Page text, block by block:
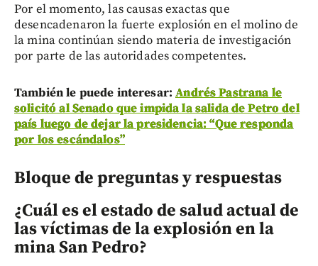
Por el momento, las causas exactas que
desencadenaron la fuerte explosión en el molino de
la mina continúan siendo materia de investigación
por parte de las autoridades competentes.
También le puede interesar:Andrés Pastrana le
solicitó al Senado que impida la salida de Petro del
país luego de dejar la presidencia: “Que responda
por los escándalos”
Bloque de preguntas y respuestas
¿Cuál es el estado de salud actual de
las víctimas de la explosión en la
mina San Pedro?